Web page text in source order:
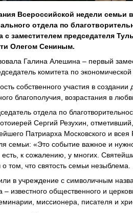
Всероссийской недели
отдела по
с заместителем председателя
Олегом Сениным.
Галина Алешина – первый
комитета по
собственного участия в
благополучия, возрастания в
отдела по
Сергий Резухин,
Патриарха Московского и
семьи: «Это событие важное и
к сожалению, у многих.
о том, что святость семьи незыблема.
в учреждение с символичным
известного общественного и
миссионера, писателя и